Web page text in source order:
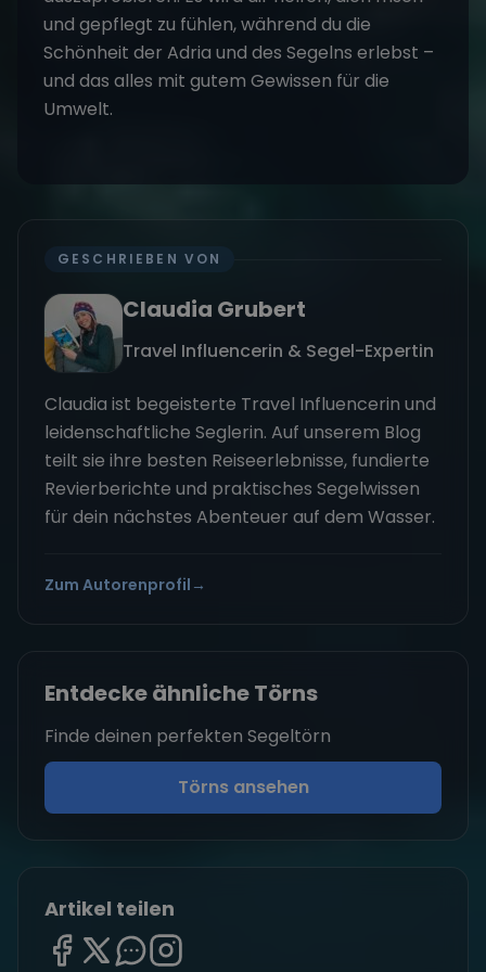
und gepflegt zu fühlen, während du die
Schönheit der Adria und des Segelns erlebst –
und das alles mit gutem Gewissen für die
Umwelt.
GESCHRIEBEN VON
Claudia Grubert
Travel Influencerin & Segel-Expertin
Claudia ist begeisterte Travel Influencerin und
leidenschaftliche Seglerin. Auf unserem Blog
teilt sie ihre besten Reiseerlebnisse, fundierte
Revierberichte und praktisches Segelwissen
für dein nächstes Abenteuer auf dem Wasser.
Zum Autorenprofil →
Entdecke ähnliche Törns
Finde deinen perfekten Segeltörn
Törns ansehen
Artikel teilen